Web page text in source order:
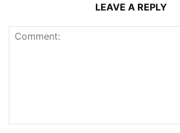
LEAVE A REPLY